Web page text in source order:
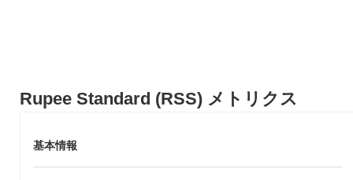
Rupee Standard (RSS) メトリクス
基本情報